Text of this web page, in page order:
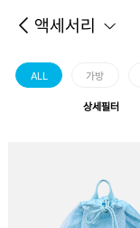
액세서리
ALL 가방
상세필터